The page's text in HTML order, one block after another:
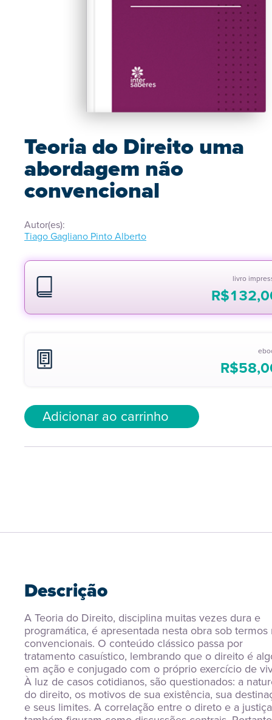
Teoria do Direito uma
abordagem não
convencional
Autor(es):
Tiago Gagliano Pinto Alberto
livro
R$
R$
Adicionar ao carrinho
Descrição
A Teoria do Direito, disciplina muitas vezes dura e
programática, é apresentada nesta obra sob termos
convencionais. O conteúdo clássico passa por
tratamento casuístico, lembrando que o direito é
em ação e conjugado com o próprio exercício de
À luz de casos cotidianos, são questionados: a
do direito, os motivos de sua existência, sua
e seus limites. A correlação entre o direto e a justiça